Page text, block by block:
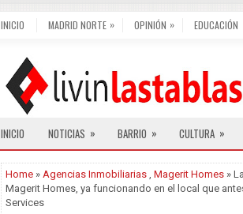
INICIO MADRID NORTE » OPINIÓN » EDUCACIÓN
INICIO NOTICIAS » BARRIO » CULTURA »
Home » Agencias Inmobiliarias , Magerit Homes »
Magerit Homes, ya funcionando en el local que
Services